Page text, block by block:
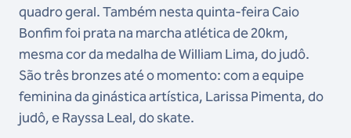
quadro geral. Também nesta quinta-feira Caio
Bonfim foi prata na marcha atlética de 20km,
mesma cor da medalha de William Lima, do judô.
São três bronzes até o momento: com a equipe
feminina da ginástica artística, Larissa Pimenta, do
judô, e Rayssa Leal, do skate.